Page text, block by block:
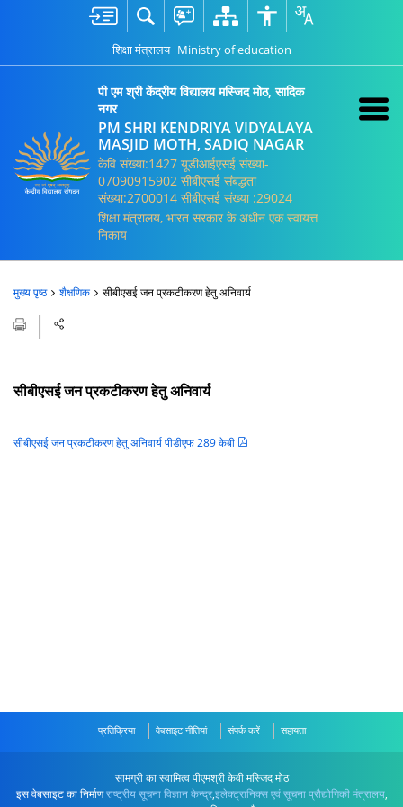
शिक्षा मंत्रालय Ministry of education
पी एम श्री केंद्रीय विद्यालय मस्जिद मोठ, सादिक
नगर
PM SHRI KENDRIYA VIDYALAYA
MASJID MOTH, SADIQ NAGAR
केवि संख्या:1427 यूडीआईएसई संख्या-
07090915902 सीबीएसई संबद्धता
संख्या:2700014 सीबीएसई संख्या :29024
शिक्षा मंत्रालय, भारत सरकार के अधीन एक स्वायत्त
निकाय
मुख्य पृष्ठ शैक्षणिक सीबीएसई जन प्रकटीकरण हेतु अनिवार्य
सीबीएसई जन प्रकटीकरण हेतु अनिवार्य
सीबीएसई जन प्रकटीकरण हेतु अनिवार्य पीडीएफ 289 केबी
प्रतिक्रिया वेबसाइट नीतियां संपर्क करें सहायता
सामग्री का स्वामित्व पीएमश्री केवी मस्जिद मोठ
इस वेबसाइट का निर्माणराष्ट्रीय सूचना विज्ञान केन्द्र,इलेक्ट्रानिक्स एवं सूचना प्रौद्योगिकी मंत्रालय,